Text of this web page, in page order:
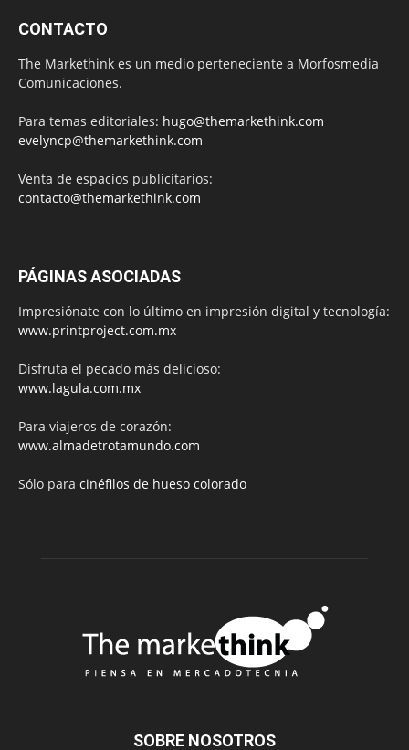
CONTACTO
The Markethink es un medio perteneciente a Morfosmedia
Comunicaciones.
Para temas editoriales: hugo@themarkethink.com
evelyncp@themarkethink.com
Venta de espacios publicitarios:
contacto@themarkethink.com
PÁGINAS ASOCIADAS
Impresiónate con lo último en impresión digital y tecnología:
www.printproject.com.mx
Disfruta el pecado más delicioso:
www.lagula.com.mx
Para viajeros de corazón:
www.almadetrotamundo.com
Sólo para cinéfilos de hueso colorado
SOBRE NOSOTROS